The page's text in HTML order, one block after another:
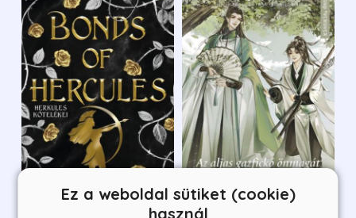
Ez a weboldal sütiket (cookie)
használ